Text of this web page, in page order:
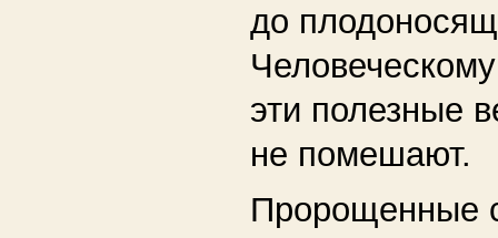
до
эти полезные
не помешают.
Пророщенные